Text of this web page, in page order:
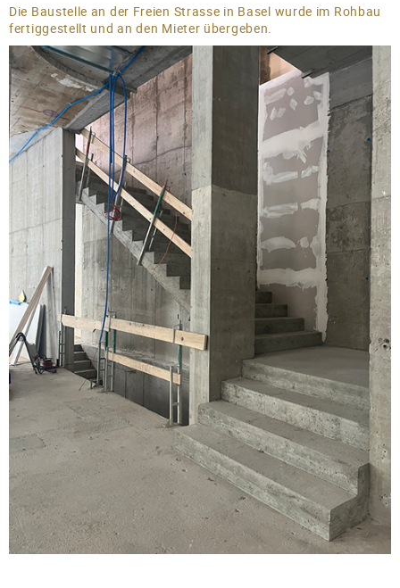
DOWNLOAD
BÜRO
FIRMENSTRUKTUR
TEAM
JOBS
KONTAKT
Die Baustelle an der Freien Strasse in Basel wurde im Rohbau
fertiggestellt und an den Mieter übergeben.